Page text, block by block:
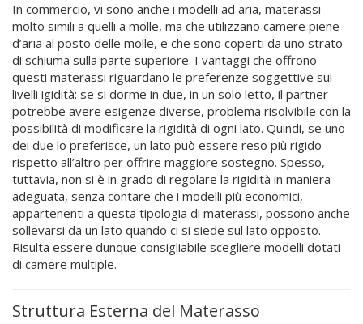
In commercio, vi sono anche i modelli ad aria, materassi
molto simili a quelli a molle, ma che utilizzano camere piene
d’aria al posto delle molle, e che sono coperti da uno strato
di schiuma sulla parte superiore. I vantaggi che offrono
questi materassi riguardano le preferenze soggettive sui
livelli igidità: se si dorme in due, in un solo letto, il partner
potrebbe avere esigenze diverse, problema risolvibile con la
possibilità di modificare la rigidità di ogni lato. Quindi, se uno
dei due lo preferisce, un lato può essere reso più rigido
rispetto all’altro per offrire maggiore sostegno. Spesso,
tuttavia, non si è in grado di regolare la rigidità in maniera
adeguata, senza contare che i modelli più economici,
appartenenti a questa tipologia di materassi, possono anche
sollevarsi da un lato quando ci si siede sul lato opposto.
Risulta essere dunque consigliabile scegliere modelli dotati
di camere multiple.
Struttura Esterna del Materasso